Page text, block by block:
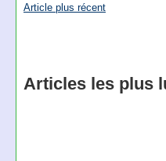
Article plus récent
Articles les plus